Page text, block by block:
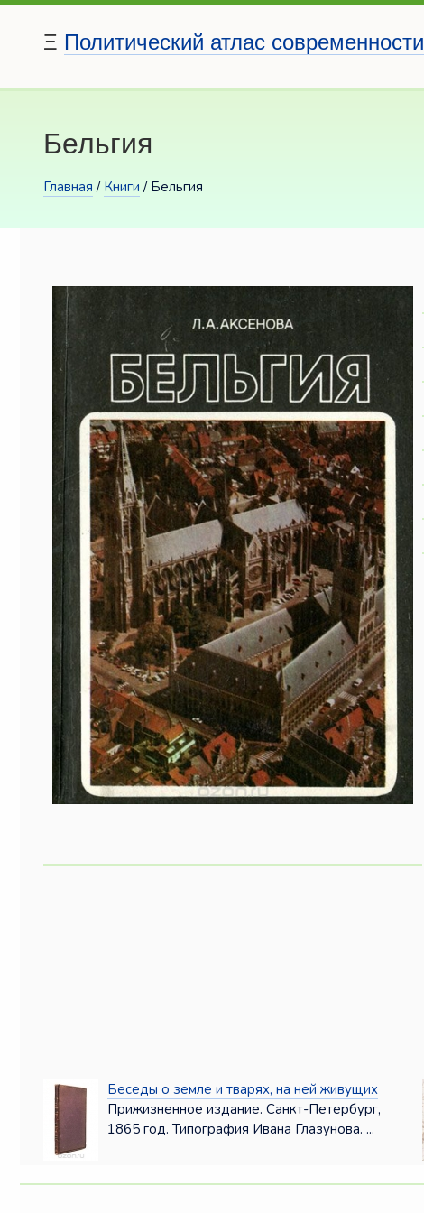
Ξ Политический атлас современности
Бельгия
Главная / Книги / Бельгия
Беседы о земле и тварях, на ней живущих
Прижизненное издание. Санкт-Петербург,
1865 год. Типография Ивана Глазунова. ...